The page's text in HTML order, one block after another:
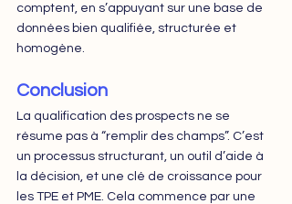
comptent, en s’appuyant sur une base de
données bien qualifiée, structurée et
homogène.
Conclusion
La qualification des prospects ne se
résume pas à “remplir des champs”. C’est
un processus structurant, un outil d’aide à
la décision, et une clé de croissance pour
les TPE et PME. Cela commence par une